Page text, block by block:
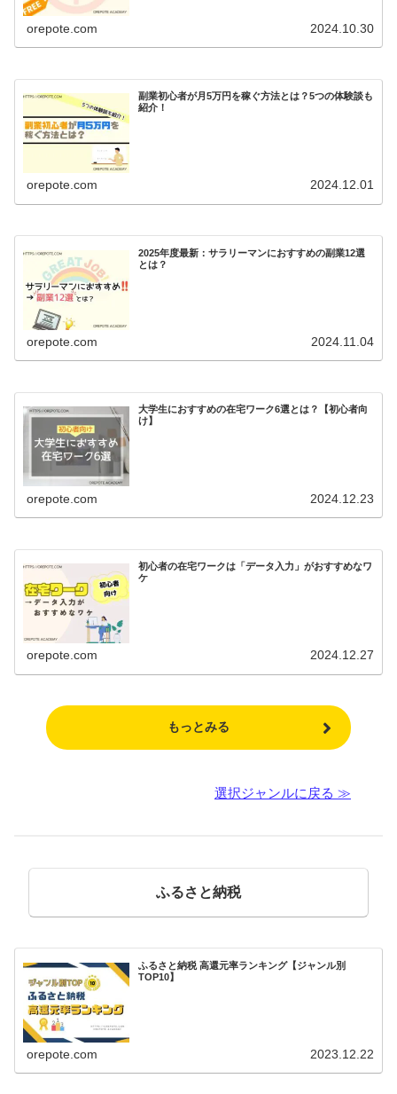
orepote.com 2024.10.30
副業初心者が月5万円を稼ぐ方法とは？5つの体験談も
紹介！
orepote.com 2024.12.01
2025年度最新：サラリーマンにおすすめの副業12選
とは？
orepote.com 2024.11.04
大学生におすすめの在宅ワーク6選とは？【初心者向
け】
orepote.com 2024.12.23
初心者の在宅ワークは「データ入力」がおすすめなワ
ケ
orepote.com 2024.12.27
もっとみる
選択ジャンルに戻る ≫
ふるさと納税
ふるさと納税 高還元率ランキング【ジャンル別
TOP10】
orepote.com 2023.12.22